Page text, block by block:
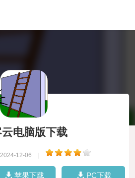
电脑版下载
12-06
苹果下载 PC下载